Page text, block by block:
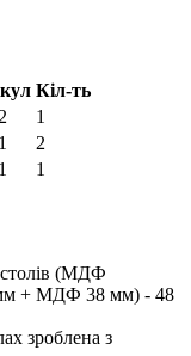
Кіл-ть
1
2
1
(МДФ
+ МДФ 38 мм) - 48
зроблена з